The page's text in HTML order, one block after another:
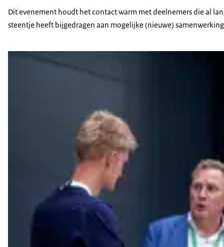
Dit evenement houdt het contact warm met deelnemers die al
steentje heeft bijgedragen aan mogelijke (nieuwe)